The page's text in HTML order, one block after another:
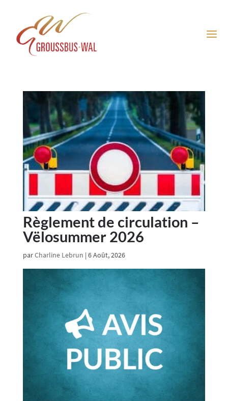
Règlement de circulation –
Vëlosummer 2026
parCharline Lebrun | 6 Août, 2026